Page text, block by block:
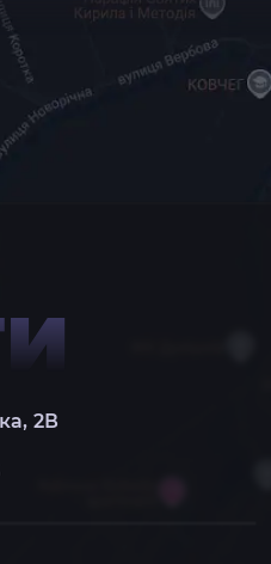
2В